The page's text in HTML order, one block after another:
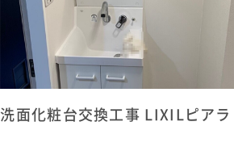
洗面化粧台交換工事 LIXILピアラ